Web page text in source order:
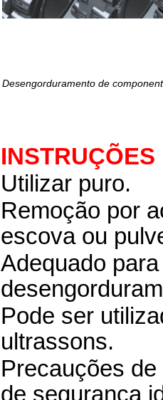
Desengorduramento de
INSTRUÇÕES
Utilizar puro.
Remoção por
escova ou
Adequado
Pode ser
ultrassons.
Precauções
de segurança